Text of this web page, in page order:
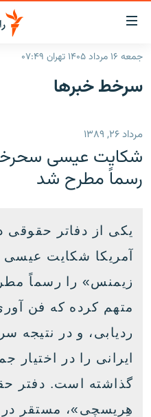
لینک‌های
قابلیت
دسترسی
بازگشت
اصلی
رفتن
صفحه
ایران
رادیو
انتخاب کنید و بشنوید
فرکانس‌ها
پادکست
گزارش‌های تصویری
گزارش‌های ویدئویی
زنان فردا
English
به ما بپیوندید
زبان‌های دیگر
جمعه ۱۶ مرداد ۱۴۰۵ تهران ۰۷:۴۹
سرخط‌ خبرها
مرداد ۲۶, ۱۳۸۹
شکایت عیسی
رسماً مطرح شد
یکی از دفاتر حقوقی
آمریکا شکایت عیسی
زیمنس» را رسماً
متهم کرده که فن
ردیابی، و در نتیجه
ایرانی را در اختیار
گذاشته است. دفتر
هِریسچی»، مستقر در